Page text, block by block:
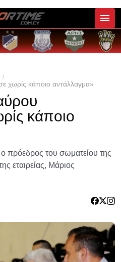
κάποιο αντάλλαγμα»
κάποιο
πρόεδρος του σωματείου της
εταιρείας, Μάριος